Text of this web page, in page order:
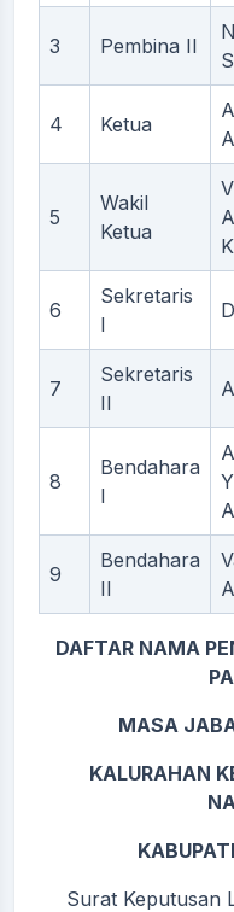
3 Pembina II
4 Ketua
5
Wakil
Ketua
6
Sekretaris
I
7
Sekretaris
II
8
Bendahara
I
9
Bendahara
II
DAFTAR NAMA
MASA
KALURAHAN
Surat Keputusan